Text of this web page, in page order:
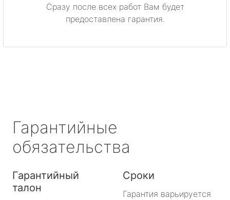
Сразу после всех работ Вам будет
предоставлена гарантия.
Гарантийные
обязательства
Гарантийный
талон
Сроки
Гарантия варьируется